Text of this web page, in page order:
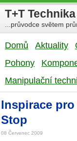
T+T
...průvodce světem
Domů Aktuality
Pohony
Manipulační
Inspirace
Stop
08 Červenec 2009